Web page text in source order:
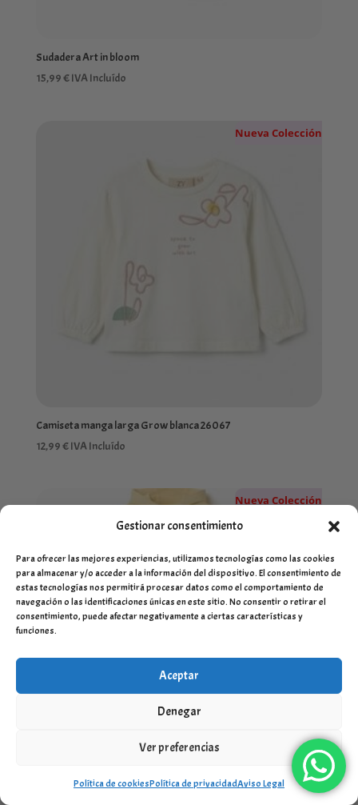
Gestionar consentimiento
Para ofrecer las mejores experiencias, utilizamos tecnologías como las cookies
para almacenar y/o acceder a la información del dispositivo. El consentimiento de
estas tecnologías nos permitirá procesar datos como el comportamiento de
navegación o las identificaciones únicas en este sitio. No consentir o retirar el
consentimiento, puede afectar negativamente a ciertas características y
funciones.
Aceptar
Denegar
Ver preferencias
Política de cookiesPolítica de privacidadAviso Legal
Sudadera Art in bloom
15,99€IVA Incluído
Nueva Colección
Camiseta manga larga Grow blanca 26067
12,99€IVA Incluído
Nueva Colección
Conjunto chándal amarillo sharpes of art